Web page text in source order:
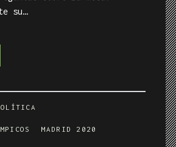
su…
MADRID 2020